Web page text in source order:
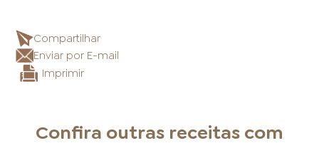
Compartilhar
Enviar por E-mail
Imprimir
Confira outras receitas com